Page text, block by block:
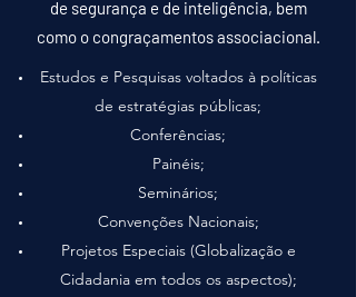
de segurança e de inteligência, bem
como o congraçamentos associacional.
Estudos e Pesquisas voltados à políticas
de estratégias públicas;
Conferências;
Painéis;
Seminários;
Convenções Nacionais;
Projetos Especiais (Globalização e
Cidadania em todos os aspectos);